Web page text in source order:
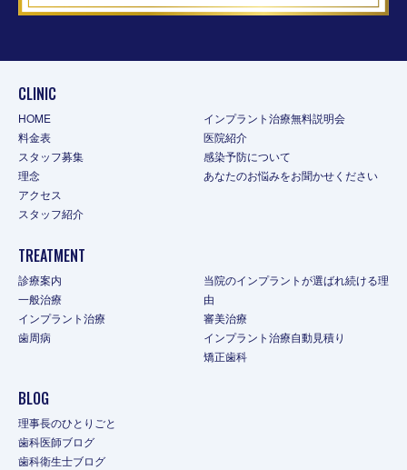
CLINIC
HOME
料金表
スタッフ募集
理念
アクセス
スタッフ紹介
インプラント治療無料説明会
医院紹介
感染予防について
あなたのお悩みをお聞かせください
TREATMENT
診療案内
一般治療
インプラント治療
歯周病
当院のインプラントが選ばれ続ける理
由
審美治療
インプラント治療自動見積り
矯正歯科
BLOG
理事長のひとりごと
歯科医師ブログ
歯科衛生士ブログ